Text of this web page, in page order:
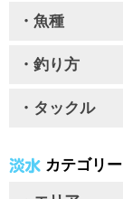
・魚種
・釣り方
・タックル
カテゴリー